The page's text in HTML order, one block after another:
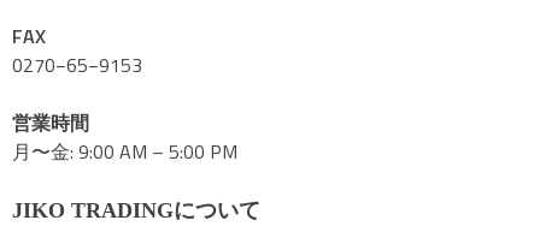
FAX
0270−65−9153
営業時間
月〜金: 9:00 AM – 5:00 PM
JIKO TRADINGについて